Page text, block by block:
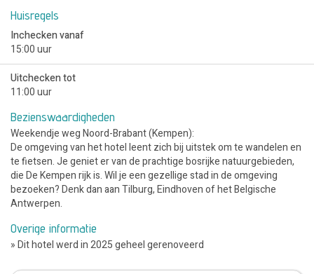
Huisregels
Inchecken vanaf
15:00 uur
Uitchecken tot
11:00 uur
Bezienswaardigheden
Weekendje weg Noord-Brabant (Kempen):
De omgeving van het hotel leent zich bij uitstek om te wandelen en
te fietsen. Je geniet er van de prachtige bosrijke natuurgebieden,
die De Kempen rijk is. Wil je een gezellige stad in de omgeving
bezoeken? Denk dan aan Tilburg, Eindhoven of het Belgische
Antwerpen.
Overige informatie
» Dit hotel werd in 2025 geheel gerenoveerd